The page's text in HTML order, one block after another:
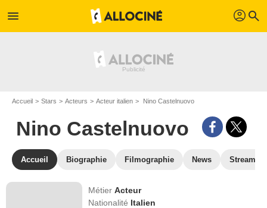
menu profil search
Accueil Stars Acteurs Acteur italien Nino Castelnuovo
Nino Castelnuovo
Accueil Biographie Filmographie News Streaming
MétierActeur
Nationalité Italien